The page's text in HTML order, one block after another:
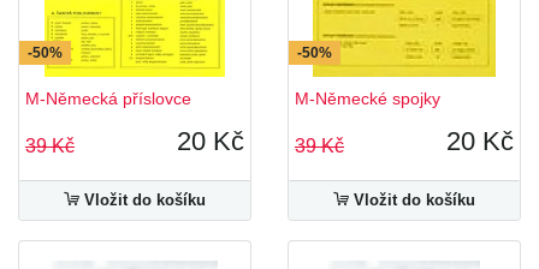
-50%
M-Německá příslovce
39 Kč 20 Kč
Vložit do košíku
-50%
M-Německé spojky
39 Kč 20 Kč
Vložit do košíku